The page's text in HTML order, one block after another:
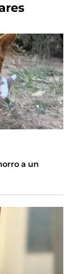
a un